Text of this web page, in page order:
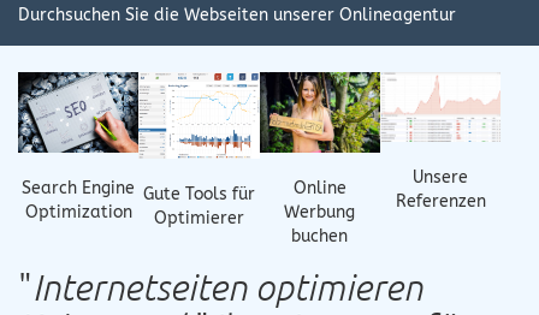
Durchsuchen Sie die Webseiten unserer Onlineagentur
Search Engine
Optimization
Gute Tools für
Optimierer
Online
Werbung
buchen
Unsere
Referenzen
"Internetseiten optimieren